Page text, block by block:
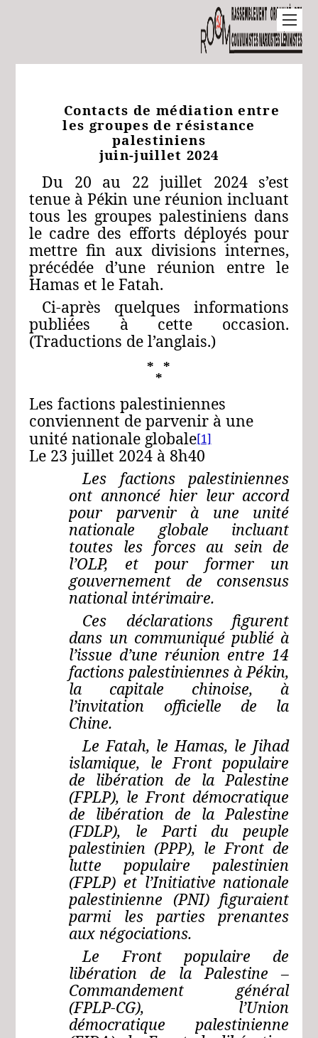
Contacts de médiation entre
les groupes de résistance
palestiniens
juin-juillet 2024
Du 20 au 22 juillet 2024 s’est
tenue à Pékin une réunion incluant
tous les groupes palestiniens dans
le cadre des efforts déployés pour
mettre fin aux divisions internes,
précédée d’une réunion entre le
Hamas et le Fatah.
Ci-après quelques informations
publiées à cette occasion.
(Traductions de l’anglais.)
* *
*
Les factions palestiniennes
conviennent de parvenir à une
unité nationale globale[1]
Le 23 juillet 2024 à 8h40
Les factions palestiniennes
ont annoncé hier leur accord
pour parvenir à une unité
nationale globale incluant
toutes les forces au sein de
l’OLP, et pour former un
gouvernement de consensus
national intérimaire.
Ces déclarations figurent
dans un communiqué publié à
l’issue d’une réunion entre 14
factions palestiniennes à Pékin,
la capitale chinoise, à
l’invitation officielle de la
Chine.
Le Fatah, le Hamas, le Jihad
islamique, le Front populaire
de libération de la Palestine
(FPLP), le Front démocratique
de libération de la Palestine
(FDLP), le Parti du peuple
palestinien (PPP), le Front de
lutte populaire palestinien
(FPLP) et l’Initiative nationale
palestinienne (PNI) figuraient
parmi les parties prenantes
aux négociations.
Le Front populaire de
libération de la Palestine –
Commandement général
(FPLP-CG), l’Union
démocratique palestinienne